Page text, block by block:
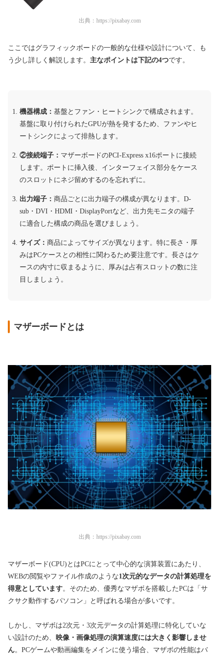
出典： https://pixabay.com
ここではグラフィックボードの一般的な仕様や設計について、も
う少し詳しく解説します。 主なポイントは下記の4つです。
機器構成： 基盤とファン・ヒートシンクで構成されます。
基盤に取り付けられたGPUが熱を発するため、ファンやヒ
ートシンクによって排熱します。
②接続端子： マザーボードのPCI-Express x16ポートに接続
します。ポートに挿入後、インターフェイス部分をケース
のスロットにネジ留めするのを忘れずに。
出力端子： 商品ごとに出力端子の構成が異なります。D-
sub・DVI・HDMI・DisplayPortなど、出力先モニタの端子
に適合した構成の商品を選びましょう。
サイズ： 商品によってサイズが異なります。特に長さ・厚
みはPCケースとの相性に関わるため要注意です。長さはケ
ースの内寸に収まるように、厚みは占有スロットの数に注
目しましょう。
マザーボードとは
出典： https://pixabay.com
マザーボード(CPU)とはPCにとって中心的な演算装置にあたり、
WEBの閲覧やファイル作成のような1次元的なデータの計算処理を
得意としています。そのため、優秀なマザボを搭載したPCは「サ
クサク動作するパソコン」と呼ばれる場合が多いです。
しかし、マザボは2次元・3次元データの計算処理に特化していな
い設計のため、 映像・画像処理の演算速度には大きく影響しませ
ん。PCゲームや動画編集をメインに使う場合、マザボの性能はバ